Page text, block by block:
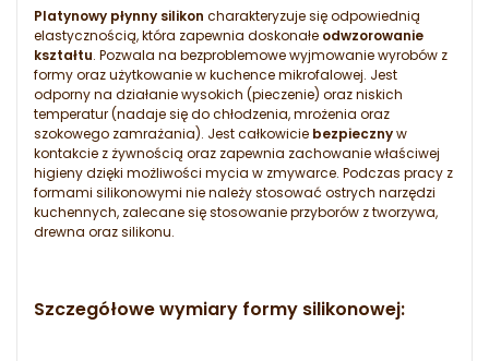
Platynowy płynny silikon charakteryzuje się odpowiednią
elastycznością, która zapewnia doskonałe odwzorowanie
kształtu. Pozwala na bezproblemowe wyjmowanie wyrobów z
formy oraz użytkowanie w kuchence mikrofalowej. Jest
odporny na działanie wysokich (pieczenie) oraz niskich
temperatur (nadaje się do chłodzenia, mrożenia oraz
szokowego zamrażania). Jest całkowicie bezpiecznyw
kontakcie z żywnością oraz zapewnia zachowanie właściwej
higieny dzięki możliwości mycia w zmywarce. Podczas pracy z
formami silikonowymi nie należy stosować ostrych narzędzi
kuchennych, zalecane się stosowanie przyborów z tworzywa,
drewna oraz silikonu.
Szczegółowe wymiary formy silikonowej: